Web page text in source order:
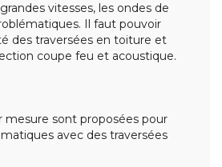
vitesses, les ondes de
Il faut pouvoir
des traversées en toiture et
coupe feu et acoustique.
mesure sont proposées pour
avec des traversées